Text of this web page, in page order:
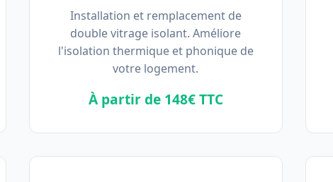
Installation et remplacement de
double vitrage isolant. Améliore
l'isolation thermique et phonique de
votre logement.
À partir de 148€ TTC